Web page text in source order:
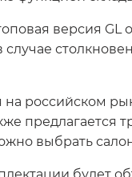
версия
случае
на российском
предлагается
выбрать
будет